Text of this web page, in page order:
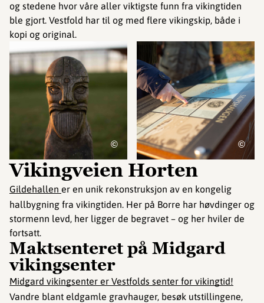
og stedene hvor våre aller viktigste funn fra vikingtiden
ble gjort. Vestfold har til og med flere vikingskip, både i
kopi og original.
© ©
Vikingveien Horten
Gildehallen er en unik rekonstruksjon av en kongelig
hallbygning fra vikingtiden. Her på Borre har høvdinger og
stormenn levd, her ligger de begravet – og her hviler de
fortsatt.
Maktsenteret på Midgard
vikingsenter
Midgard vikingsenter er Vestfolds senter for vikingtid!
Vandre blant eldgamle gravhauger, besøk utstillingene,